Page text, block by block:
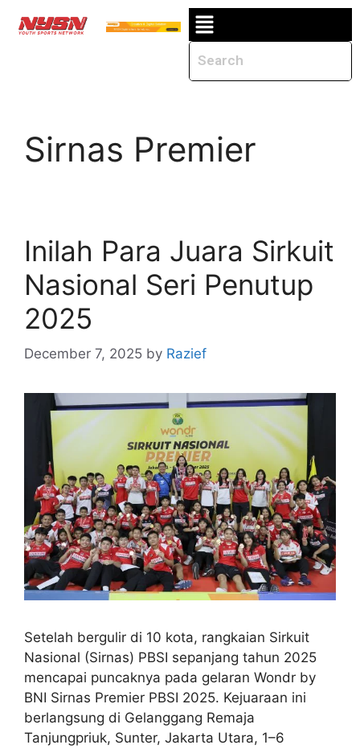
Sirnas Premier
Inilah Para Juara Sirkuit
Nasional Seri Penutup
2025
December 7, 2025 by Razief
Setelah bergulir di 10 kota, rangkaian Sirkuit
Nasional (Sirnas) PBSI sepanjang tahun 2025
mencapai puncaknya pada gelaran Wondr by
BNI Sirnas Premier PBSI 2025. Kejuaraan ini
berlangsung di Gelanggang Remaja
Tanjungpriuk, Sunter, Jakarta Utara, 1–6